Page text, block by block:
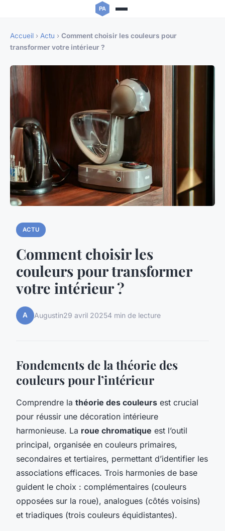
Accueil › Actu › Comment choisir les couleurs pour
transformer votre intérieur ?
ACTU
Comment choisir les
couleurs pour transformer
votre intérieur ?
A Augustin29 avril 20254 min de lecture
Fondements de la théorie des
couleurs pour l’intérieur
Comprendre la théorie des couleurs est crucial
pour réussir une décoration intérieure
harmonieuse. La roue chromatique est l’outil
principal, organisée en couleurs primaires,
secondaires et tertiaires, permettant d’identifier les
associations efficaces. Trois harmonies de base
guident le choix : complémentaires (couleurs
opposées sur la roue), analogues (côtés voisins)
et triadiques (trois couleurs équidistantes).